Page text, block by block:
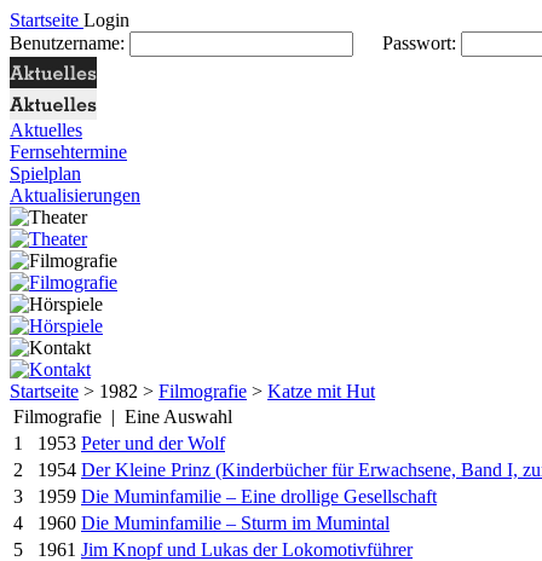
Startseite Login
Benutzername:
Passwort:
Aktuelles
Fernsehtermine
Spielplan
Aktualisierungen
Startseite > 1982 > Filmografie > Katze mit Hut
Filmografie | Eine Auswahl
1
1953 Peter und der Wolf
2
1954 Der Kleine Prinz (Kinderbücher für Erwachsene, Band I,
3
1959 Die Muminfamilie – Eine drollige Gesellschaft
4
1960 Die Muminfamilie – Sturm im Mumintal
5
1961 Jim Knopf und Lukas der Lokomotivführer